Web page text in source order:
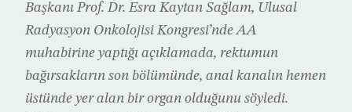
Başkanı Prof. Dr. Esra Kaytan Sağlam, Ulusal
Radyasyon Onkolojisi Kongresi’nde AA
muhabirine yaptığı açıklamada, rektumun
bağırsakların son bölümünde, anal kanalın hemen
üstünde yer alan bir organ olduğunu söyledi.